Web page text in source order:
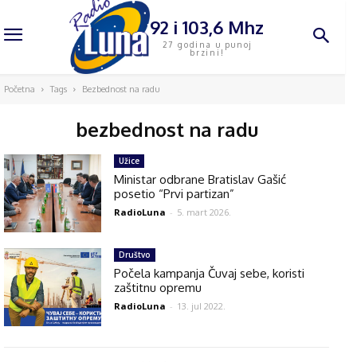
92 i 103,6 Mhz
27 godina u punoj
brzini!
Početna Tags Bezbednost na radu
bezbednost na radu
Užice
Ministar odbrane Bratislav Gašić
posetio “Prvi partizan”
RadioLuna - 5. mart 2026.
Društvo
Počela kampanja Čuvaj sebe, koristi
zaštitnu opremu
RadioLuna - 13. jul 2022.